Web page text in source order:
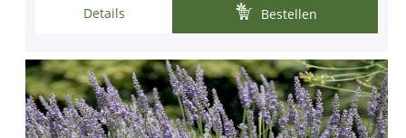
Details Bestellen